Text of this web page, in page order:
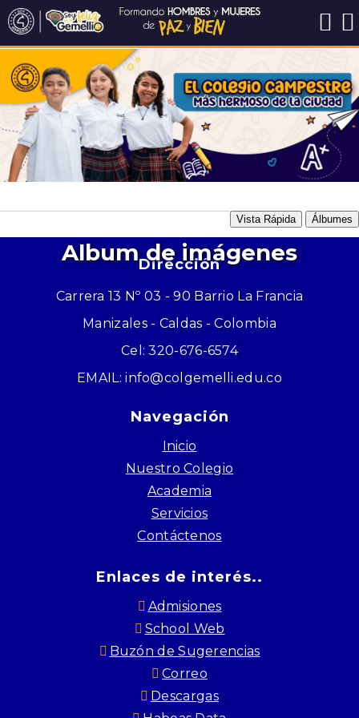
Album de imágenes
Vista Rápida Álbumes
Dirección
Carrera 13 Nº 03 - 90 Barrio La Francia
Manizales - Caldas - Colombia
Cel: 320-676-6574
EMAIL: info@colgemelli.edu.co
Navegación
Inicio
Nuestro Colegio
Academia
Servicios
Contáctenos
Enlaces de interés..
Admisiones
School Web
Buzón de Sugerencias
Correo
Descargas